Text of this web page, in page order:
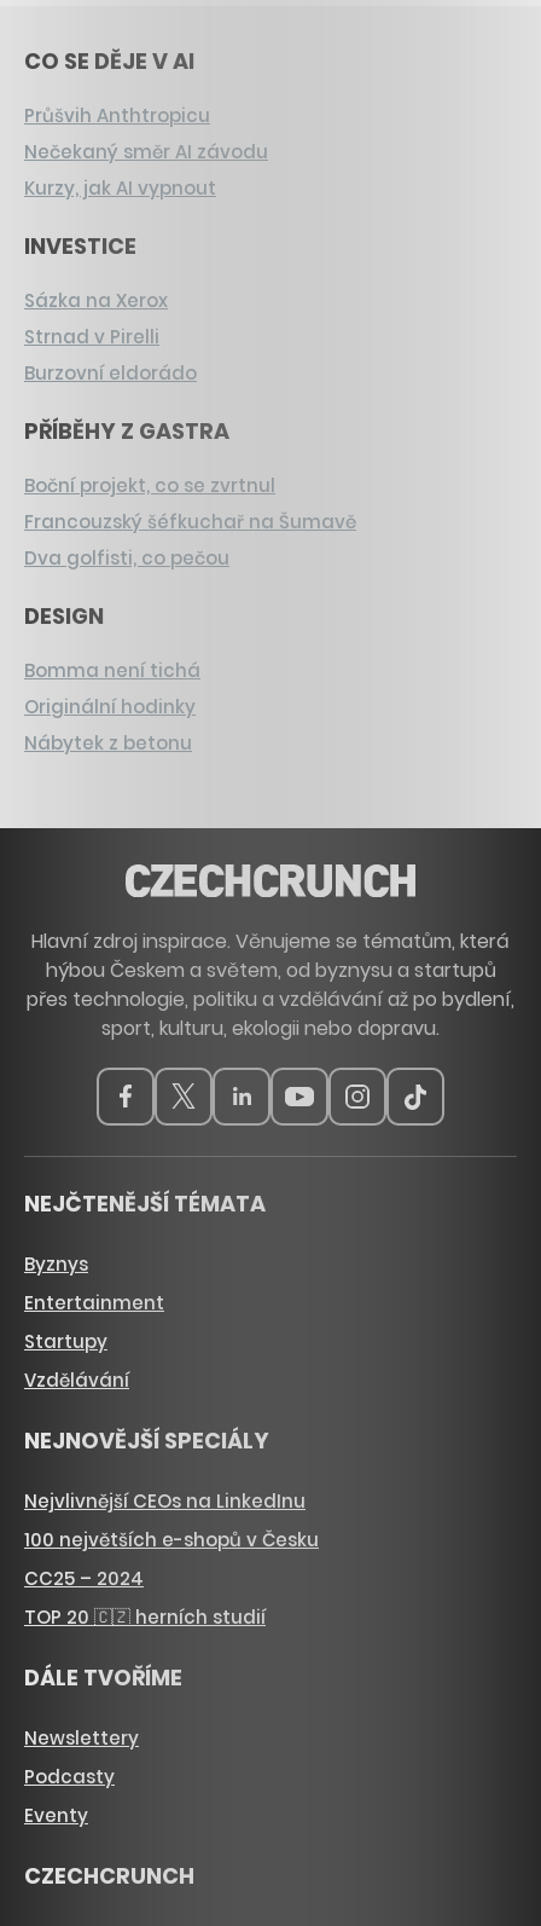
CO SE DĚJE V AI
Průšvih Anthtropicu
Nečekaný směr AI závodu
Kurzy, jak AI vypnout
INVESTICE
Sázka na Xerox
Strnad v Pirelli
Burzovní eldorádo
PŘÍBĚHY Z GASTRA
Boční projekt, co se zvrtnul
Francouzský šéfkuchař na Šumavě
Dva golfisti, co pečou
DESIGN
Bomma není tichá
Originální hodinky
Nábytek z betonu
Hlavní zdroj inspirace. Věnujeme se tématům, která
hýbou Českem a světem, od byznysu a startupů
přes technologie, politiku a vzdělávání až po bydlení,
sport, kulturu, ekologii nebo dopravu.
NEJČTENĚJŠÍ TÉMATA
Byznys
Entertainment
Startupy
Vzdělávání
NEJNOVĚJŠÍ SPECIÁLY
Nejvlivnější CEOs na LinkedInu
100 největších e-shopů v Česku
CC25 – 2024
TOP 20 🇨🇿 herních studií
DÁLE TVOŘÍME
Newslettery
Podcasty
Eventy
CZECHCRUNCH